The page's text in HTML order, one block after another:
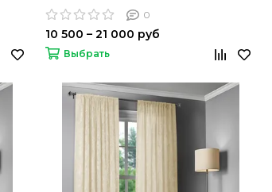
0
10 500 – 21 000 руб
Выбрать